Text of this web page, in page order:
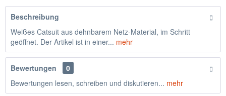
Beschreibung
Weißes Catsuit aus dehnbarem Netz-Material, im Schritt
geöffnet. Der Artikel ist in einer... mehr
Bewertungen
0
Bewertungen lesen, schreiben und diskutieren... mehr